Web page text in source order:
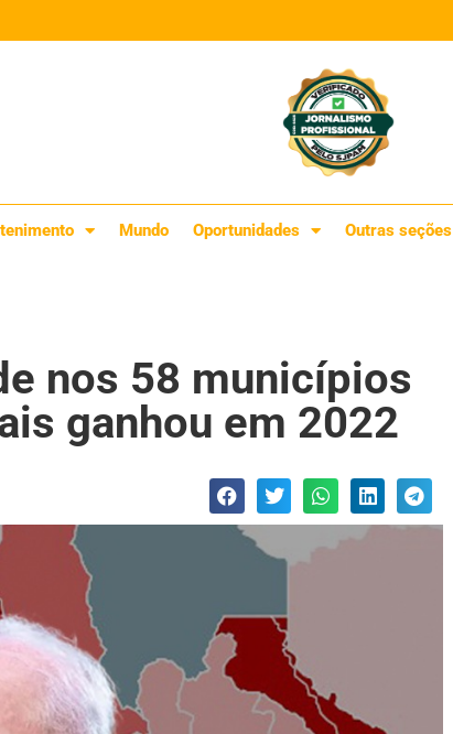
Mundo Oportunidades Outras seções
nos 58 municípios
ganhou em 2022